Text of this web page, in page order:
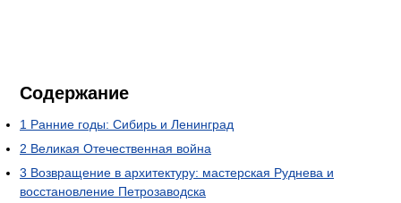
Содержание
1 Ранние годы: Сибирь и Ленинград
2 Великая Отечественная война
3 Возвращение в архитектуру: мастерская Руднева и
восстановление Петрозаводска